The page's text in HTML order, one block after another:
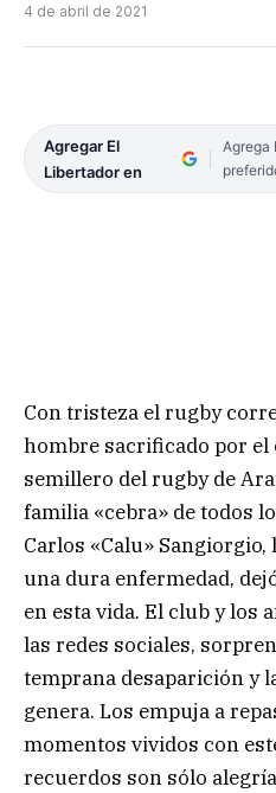
4 de abril de 2021
Agregar El
Libertador en
Agrega
Con tristeza el rugby
hombre sacrificado por
semillero del rugby de
familia «cebra» de todos
Carlos «Calu»
una dura enfermedad,
en esta vida. El club y los
las redes sociales,
temprana desaparición y
genera. Los empuja a
momentos vividos con
recuerdos son sólo